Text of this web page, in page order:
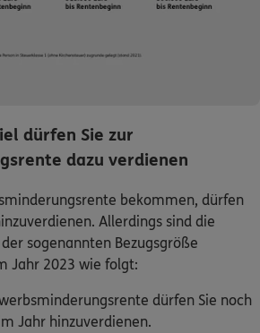
dürfen Sie zur
dazu verdienen
bekommen, dürfen
Allerdings sind die
sogenannten Bezugsgröße
Jahr 2023 wie folgt:
dürfen Sie noch
Jahr hinzuverdienen.